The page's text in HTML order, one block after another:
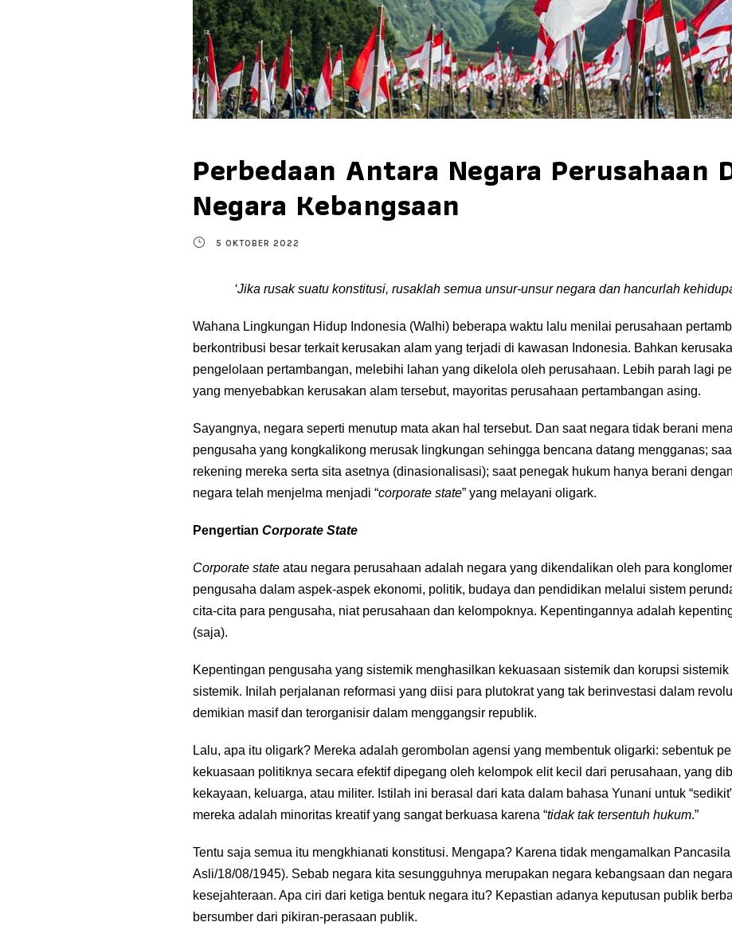
Perbedaan Antara Negara Perusahaan
Negara Kebangsaan
5 OKTOBER 2022
‘Jika rusak suatu konstitusi, rusaklah semua unsur-unsur negara dan hancurlah
Wahana Lingkungan Hidup Indonesia (Walhi) beberapa waktu lalu menilai perusahaan
berkontribusi besar terkait kerusakan alam yang terjadi di kawasan Indonesia. Bahkan
pengelolaan pertambangan, melebihi lahan yang dikelola oleh perusahaan. Lebih parah lagi
yang menyebabkan kerusakan alam tersebut, mayoritas perusahaan pertambangan asing.
Sayangnya, negara seperti menutup mata akan hal tersebut. Dan saat negara tidak berani
pengusaha yang kongkalikong merusak lingkungan sehingga bencana datang mengganas;
rekening mereka serta sita asetnya (dinasionalisasi); saat penegak hukum hanya berani
negara telah menjelma menjadi “corporate state” yang melayani oligark.
Pengertian Corporate State
Corporate state atau negara perusahaan adalah negara yang dikendalikan oleh para
pengusaha dalam aspek-aspek ekonomi, politik, budaya dan pendidikan melalui sistem
cita-cita para pengusaha, niat perusahaan dan kelompoknya. Kepentingannya adalah
(saja).
Kepentingan pengusaha yang sistemik menghasilkan kekuasaan sistemik dan korupsi
sistemik. Inilah perjalanan reformasi yang diisi para plutokrat yang tak berinvestasi dalam
demikian masif dan terorganisir dalam menggangsir republik.
Lalu, apa itu oligark? Mereka adalah gerombolan agensi yang membentuk oligarki: sebentuk
kekuasaan politiknya secara efektif dipegang oleh kelompok elit kecil dari perusahaan, yang
kekayaan, keluarga, atau militer. Istilah ini berasal dari kata dalam bahasa Yunani untuk
mereka adalah minoritas kreatif yang sangat berkuasa karena “tidak tak tersentuh hukum.”
Tentu saja semua itu mengkhianati konstitusi. Mengapa? Karena tidak mengamalkan
Asli/18/08/1945). Sebab negara kita sesungguhnya merupakan negara kebangsaan dan
kesejahteraan. Apa ciri dari ketiga bentuk negara itu? Kepastian adanya keputusan publik
bersumber dari pikiran-perasaan publik.